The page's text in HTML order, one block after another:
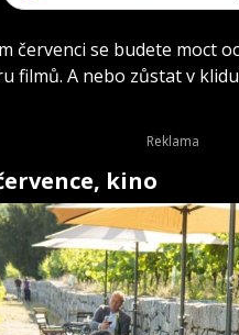
červenci se budete moct
filmů. A nebo zůstat v
kino